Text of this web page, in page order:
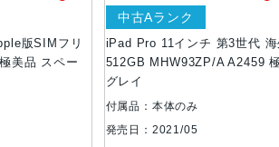
版SIMフリ
美品 スペー
iPad Pro 11インチ 第3世代
512GB MHW93ZP/A A2459
グレイ
中古Aランク
付属品：本体のみ
発売日：2021/05